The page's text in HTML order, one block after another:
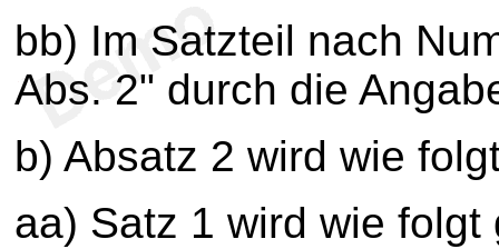
bb) Im Satzteil nach
Abs. 2" durch die
b) Absatz 2 wird wie
aa) Satz 1 wird wie folgt